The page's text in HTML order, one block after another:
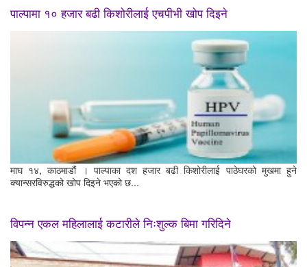
पाल्पामा १० हजार बढी किशोरीलाई एचपीभी खोप दिइने
माघ १४, काठमाडौं । पाल्पाका दश हजार बढी किशोरीलाई पाठेघरको मुखमा हुने
क्यान्सरविरुद्धको खोप दिइने भएको छ...
विपन्न एकल महिलालाई कटारीले निःशुल्क बिमा गरिदिने